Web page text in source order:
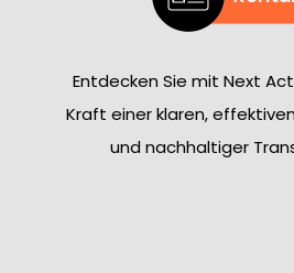
Entdecken Sie mit Next
Kraft einer klaren,
und nachhaltiger